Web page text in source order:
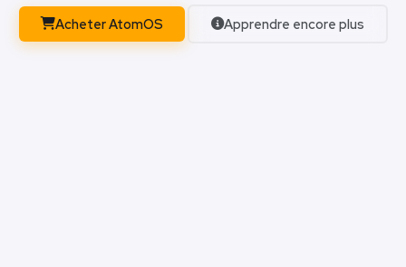
Acheter AtomOS Apprendre encore plus